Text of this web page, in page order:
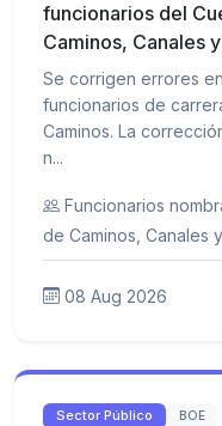
funcionarios del
Caminos, Canales
Se corrigen errores
funcionarios de
Caminos. La
n...
Funcionarios
de Caminos, Canales
08 Aug 2026
Sector Público BOE